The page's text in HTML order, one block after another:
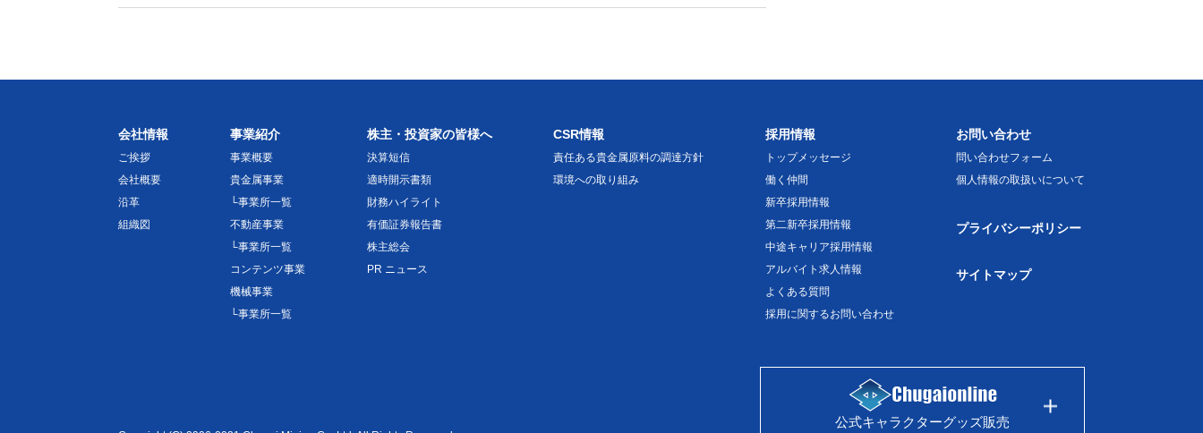
会社情報
ご挨拶
会社概要
沿革
組織図
事業紹介
事業概要
貴金属事業
└事業所一覧
不動産事業
└事業所一覧
コンテンツ事業
機械事業
└事業所一覧
株主・投資家の皆様へ
決算短信
適時開示書類
財務ハイライト
有価証券報告書
株主総会
PR ニュース
CSR情報
責任ある貴金属原料の調達方針
環境への取り組み
採用情報
トップメッセージ
働く仲間
新卒採用情報
第二新卒採用情報
中途キャリア採用情報
アルバイト求人情報
よくある質問
採用に関するお問い合わせ
お問い合わせ
問い合わせフォーム
個人情報の取扱いについて
プライバシーポリシー
サイトマップ
公式キャラクターグッズ販売